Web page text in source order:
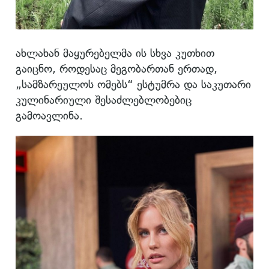
ახლახან მაყურებელმა ის სხვა კუთხით
გაიცნო, როდესაც მეგობართან ერთად,
„სამზარეულოს ომებს“ ესტუმრა და საკუთარი
კულინარიული შესაძლებლობებიც
გამოავლინა.